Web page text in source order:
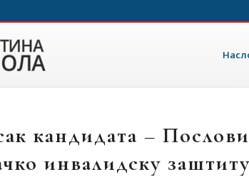
кандидата –
инвалидску